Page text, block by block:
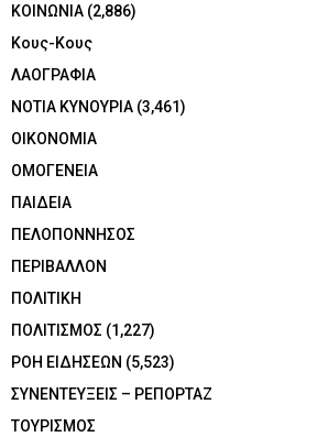
ΚΟΙΝΩΝΙΑ (2,886)
Κους-Κους
ΛΑΟΓΡΑΦΙΑ
ΝΟΤΙΑ ΚΥΝΟΥΡΙΑ (3,461)
ΟΙΚΟΝΟΜΙΑ
ΟΜΟΓΕΝΕΙΑ
ΠΑΙΔΕΙΑ
ΠΕΛΟΠΟΝΝΗΣΟΣ
ΠΕΡΙΒΑΛΛΟΝ
ΠΟΛΙΤΙΚΗ
ΠΟΛΙΤΙΣΜΟΣ (1,227)
ΡΟΗ ΕΙΔΗΣΕΩΝ (5,523)
ΣΥΝΕΝΤΕΥΞΕΙΣ – ΡΕΠΟΡΤΑΖ
ΤΟΥΡΙΣΜΟΣ